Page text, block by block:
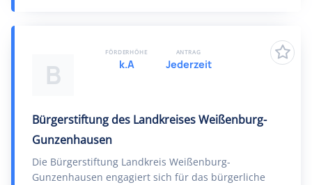
B
Bürgerstiftung des Landkreises Weißenburg-
Gunzenhausen
Die Bürgerstiftung Landkreis Weißenburg-
Gunzenhausen engagiert sich für das bürgerliche
FÖRDERHÖHE
k.A
ANTRAG
Jederzeit